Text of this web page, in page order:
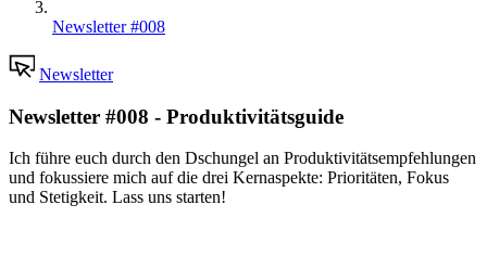
Newsletter #008
Newsletter
Newsletter #008 - Produktivitätsguide
Ich führe euch durch den Dschungel an Produktivitätsempfehlungen
und fokussiere mich auf die drei Kernaspekte: Prioritäten, Fokus
und Stetigkeit. Lass uns starten!